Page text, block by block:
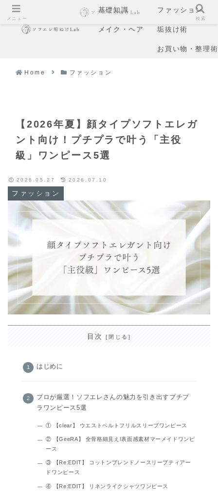
基礎知識 ファッション
メイク・ヘア 垢抜け術
お買い物・整理術
Home ファッション
【2026年夏】顔タイプソフトエレガ
ント向け！プチプラで叶う「主役
級」ワンピース5選
ファッション
2026.05.27 2026.07.10
目次
はじめに
プロが厳選！ソフエレさんの魅力を引き出すプチプ
ラワンピース5選
① 【clear】 ウエストベルトフリルスリーブワンピース
② 【GeeRA】 全骨格細見え!表面感素材マーメイドワンピ
ース
③ 【Re:EDIT】 コットンブレンドノースリーブティアー
ドワンピース
④ 【Re:EDIT】 リネンライクシャツワンピース
メニュー 検索